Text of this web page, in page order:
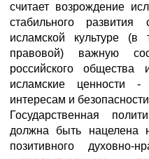
считает возрождение
стабильного
исламской культуре (в
правовой) важную
российского общества
исламские ценности
интересам и
Государственная
должна быть нацелена
позитивного духовно-